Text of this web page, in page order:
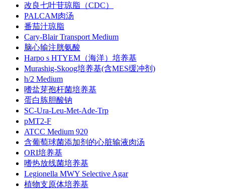
改良七叶苷琼脂（CDC）
PALCAM肉汤
番茄汁琼脂
Cary-Blair Transport Medium
脑心输注胱氨酸
Harpo s HTYEM（海洋）培养基
Murashig-Skoog培养基(含MES缓冲剂)
h/2 Medium
嗜盐芽孢杆菌培养基
蛋白胨胆酸钠
SC-Ura-Leu-Met-Ade-Trp
pMT2-F
ATCC Medium 920
含葡萄球菌添加剂的心脏输液肉汤
ORI培养基
嗜热放线菌培养基
Legionella MWY Selective Agar
植物支原体培养基